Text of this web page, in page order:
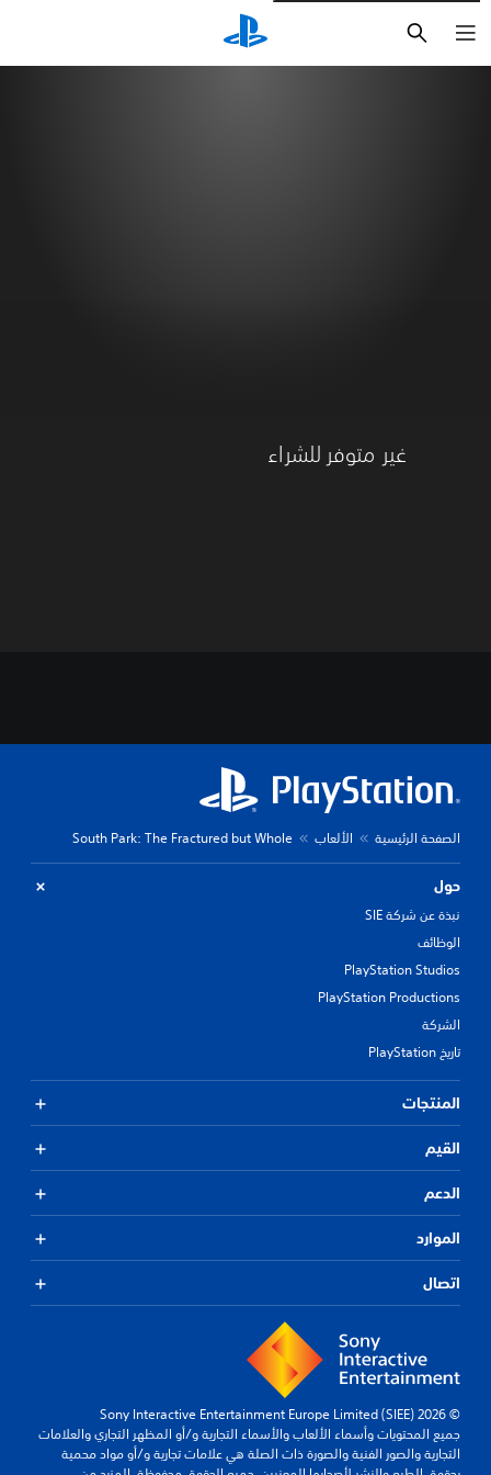
غير متوفر للشراء
الصفحة الرئيسية الألعاب South Park: The Fractured but Whole
حول
نبذة عن شركة SIE
الوظائف
PlayStation Studios
PlayStation Productions
الشركة
تاريخ PlayStation
المنتجات
القيم
الدعم
الموارد
اتصال
© 2026 Sony Interactive Entertainment Europe Limited (SIEE)
جميع المحتويات وأسماء الألعاب والأسماء التجارية و/أو المظهر التجاري والعلامات
التجارية والصور الفنية والصورة ذات الصلة هي علامات تجارية و/أو مواد محمية